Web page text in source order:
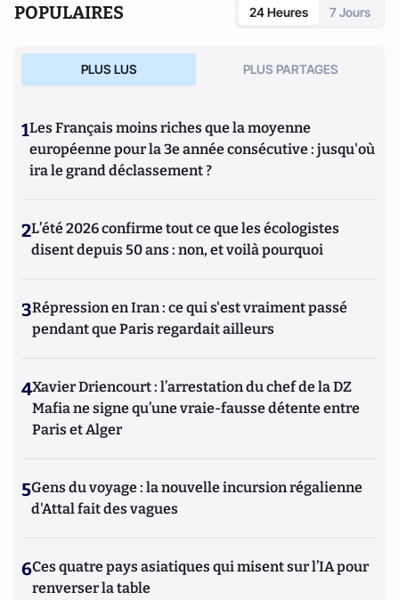
européenne dans les électorats et les opinions publiques. Il
(toujours) l'Europe ?(éditions de La Documentation
Française, 2014) etHistoire d’une révolution électorale
(2015-2018)avec Anne Muxel (Classiques Garnier, 2019).
POPULAIRES 24 Heures 7 Jours
PLUS LUS PLUS PARTAGES
1Les Français moins riches que la moyenne
européenne pour la 3e année consécutive : jusqu'où
ira le grand déclassement ?
2L’été 2026 confirme tout ce que les écologistes
disent depuis 50 ans : non, et voilà pourquoi
3Répression en Iran : ce qui s'est vraiment passé
pendant que Paris regardait ailleurs
4Xavier Driencourt : l’arrestation du chef de la DZ
Mafia ne signe qu’une vraie-fausse détente entre
Paris et Alger
5Gens du voyage : la nouvelle incursion régalienne
d'Attal fait des vagues
6Ces quatre pays asiatiques qui misent sur l’IA pour
renverser la table